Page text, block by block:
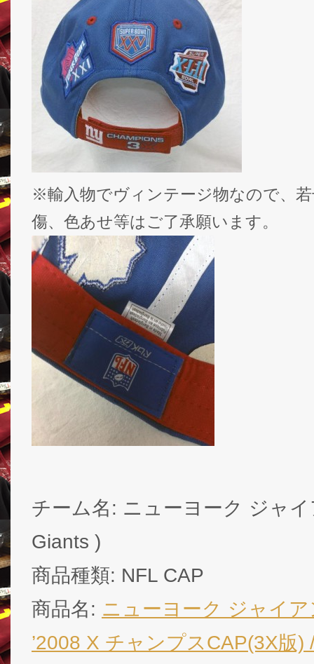
※輸入物でヴィンテージ物なので、
傷、色あせ等はご了承願います。
チーム名: ニューヨーク ジャ
Giants )
商品種類: NFL CAP
商品名: ニューヨーク ジャイ
’2008 X チャンプスCAP(3X版)